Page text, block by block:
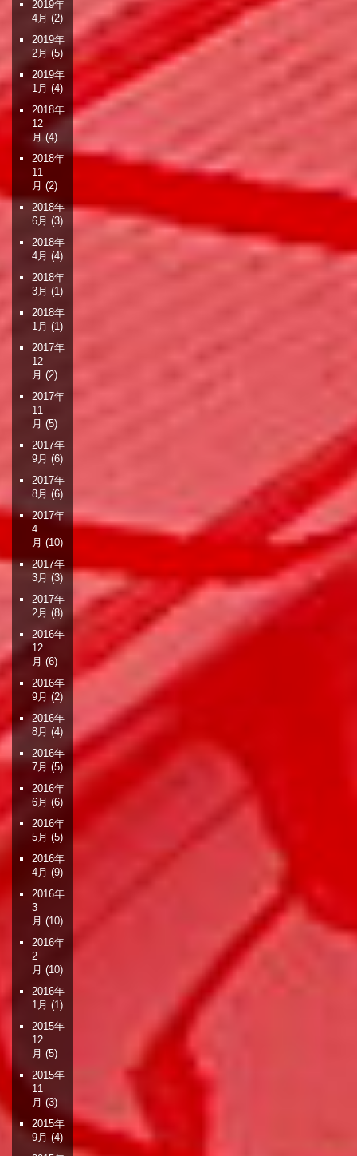
2019年
4月 (2)
2019年
2月 (5)
2019年
1月 (4)
2018年
12
月 (4)
2018年
11
月 (2)
2018年
6月 (3)
2018年
4月 (4)
2018年
3月 (1)
2018年
1月 (1)
2017年
12
月 (2)
2017年
11
月 (5)
2017年
9月 (6)
2017年
8月 (6)
2017年
4
月 (10)
2017年
3月 (3)
2017年
2月 (8)
2016年
12
月 (6)
2016年
9月 (2)
2016年
8月 (4)
2016年
7月 (5)
2016年
6月 (6)
2016年
5月 (5)
2016年
4月 (9)
2016年
3
月 (10)
2016年
2
月 (10)
2016年
1月 (1)
2015年
12
月 (5)
2015年
11
月 (3)
2015年
9月 (4)